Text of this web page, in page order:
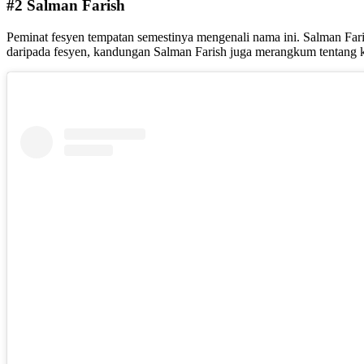
#2 Salman Farish
Peminat fesyen tempatan semestinya mengenali nama ini. Salman
daripada fesyen, kandungan Salman Farish juga merangkum